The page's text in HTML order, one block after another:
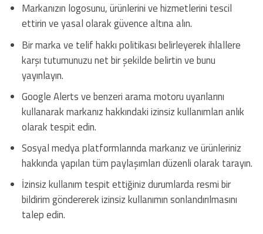
Markanızın logosunu, ürünlerini ve hizmetlerini tescil
ettirin ve yasal olarak güvence altına alın.
Bir marka ve telif hakkı politikası belirleyerek ihlallere
karşı tutumunuzu net bir şekilde belirtin ve bunu
yayınlayın.
Google Alerts ve benzeri arama motoru uyarılarını
kullanarak markanız hakkındaki izinsiz kullanımları anlık
olarak tespit edin.
Sosyal medya platformlarında markanız ve ürünleriniz
hakkında yapılan tüm paylaşımları düzenli olarak tarayın.
İzinsiz kullanım tespit ettiğiniz durumlarda resmi bir
bildirim göndererek izinsiz kullanımın sonlandırılmasını
talep edin.